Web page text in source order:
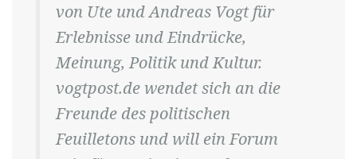
von Ute und Andreas Vogt für
Erlebnisse und Eindrücke,
Meinung, Politik und Kultur.
vogtpost.de wendet sich an die
Freunde des politischen
Feuilletons und will ein Forum